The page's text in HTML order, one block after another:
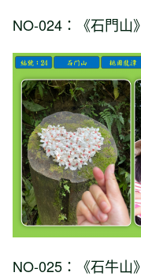
NO-024：《石門山》
NO-025：《石牛山》